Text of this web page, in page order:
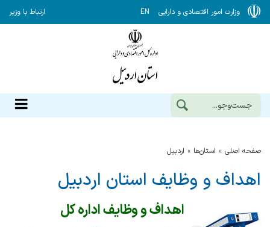
وزارت امور اقتصادی و دارایی EN ارتباط با وزیر
صفحه اصلی استان‌ها اردبيل
اهداف و وظایف استان اردبیل
اهداف و وظایف اداره کل